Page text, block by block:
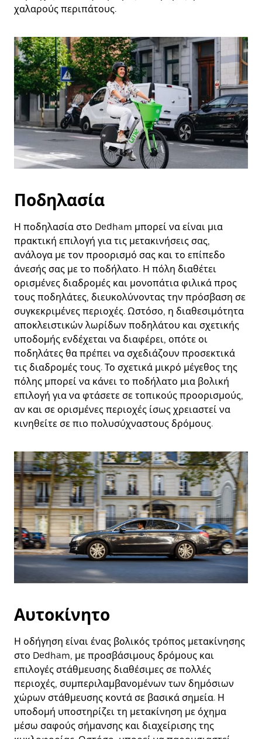
χαλαρούς περιπάτους.
Ποδηλασία
Η ποδηλασία στο Dedham μπορεί να είναι μια
πρακτική επιλογή για τις μετακινήσεις σας,
ανάλογα με τον προορισμό σας και το επίπεδο
άνεσής σας με το ποδήλατο. Η πόλη διαθέτει
ορισμένες διαδρομές και μονοπάτια φιλικά προς
τους ποδηλάτες, διευκολύνοντας την πρόσβαση σε
συγκεκριμένες περιοχές. Ωστόσο, η διαθεσιμότητα
αποκλειστικών λωρίδων ποδηλάτου και σχετικής
υποδομής ενδέχεται να διαφέρει, οπότε οι
ποδηλάτες θα πρέπει να σχεδιάζουν προσεκτικά
τις διαδρομές τους. Το σχετικά μικρό μέγεθος της
πόλης μπορεί να κάνει το ποδήλατο μια βολική
επιλογή για να φτάσετε σε τοπικούς προορισμούς,
αν και σε ορισμένες περιοχές ίσως χρειαστεί να
κινηθείτε σε πιο πολυσύχναστους δρόμους.
Αυτοκίνητο
Η οδήγηση είναι ένας βολικός τρόπος μετακίνησης
στο Dedham, με προσβάσιμους δρόμους και
επιλογές στάθμευσης διαθέσιμες σε πολλές
περιοχές, συμπεριλαμβανομένων των δημόσιων
χώρων στάθμευσης κοντά σε βασικά σημεία. Η
υποδομή υποστηρίζει τη μετακίνηση με όχημα
μέσω σαφούς σήμανσης και διαχείρισης της